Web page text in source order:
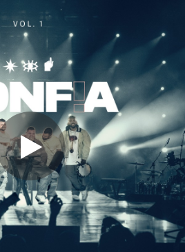
set!
Na Terra (Ao Vivo)
Saudade Na Terra (Ao Vivo)
Casa Mais Feliz da Rua (Ao Vivo)
Põe Na Balança (Ao Vivo)
Me Puxa (Ao Vivo)
Confia (Ao Vivo)